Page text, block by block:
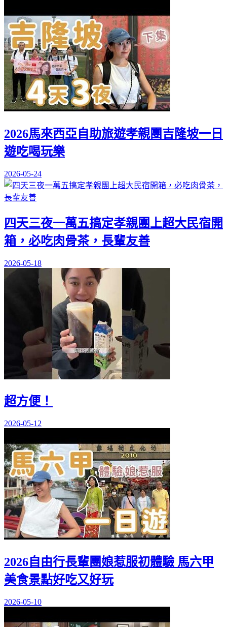
2026馬來西亞自助旅遊孝親團吉隆坡一日
遊吃喝玩樂
2026-05-24
四天三夜一萬五搞定孝親團上超大民宿開
箱，必吃肉骨茶，長輩友善
2026-05-18
超方便！
2026-05-12
2026自由行長輩團娘惹服初體驗 馬六甲
美食景點好吃又好玩
2026-05-10